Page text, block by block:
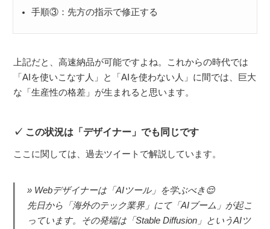
手順③：先方の指示で修正する
上記だと、高速納品が可能ですよね。これからの時代では
「AIを使いこなす人」と「AIを使わない人」に間では、巨大
な「生産性の格差」が生まれると思います。
この状況は「デザイナー」でも同じです
ここに関しては、過去ツイートで解説しています。
Webデザイナーは「AIツール」を学ぶべき😌
先日から「海外のテック業界」にて「AIブーム」が起こ
っています。その発端は「Stable Diffusion」というAIツ